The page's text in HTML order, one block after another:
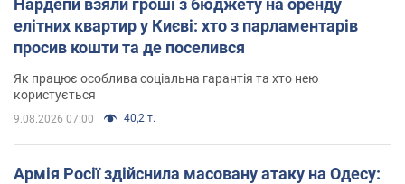
елітних квартир у Києві: хто з парламентарів
просив кошти та де поселився
Як працює особлива соціальна гарантія та хто нею
користується
9.08.2026 07:00 40,2 т.
Армія Росії здійснила масовану атаку на Одесу: